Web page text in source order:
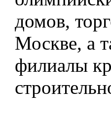
домов,
Москве, а
филиалы